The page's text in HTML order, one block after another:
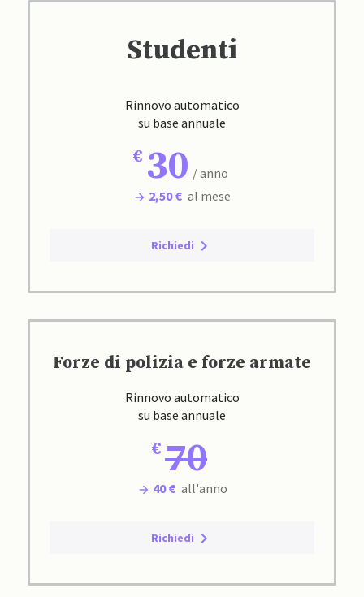
Studenti
Rinnovo automatico
su base annuale
30 / anno
2,50 € al mese
Richiedi
Forze di polizia e forze armate
Rinnovo automatico
su base annuale
70
40 € all'anno
Richiedi